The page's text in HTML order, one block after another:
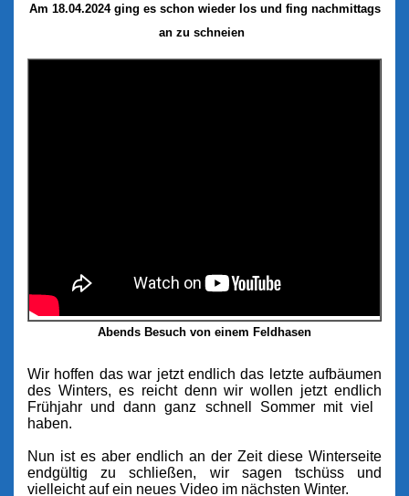
Am 18.04.2024 ging es schon wieder los und fing nachmittags
an zu schneien
Abends Besuch von einem Feldhasen
Wir hoffen das war jetzt endlich das letzte aufbäumen
des Winters, es reicht denn wir wollen jetzt endlich
Frühjahr und dann ganz schnell Sommer
mit viel
haben.
Nun ist es aber endlich an der Zeit diese Winterseite
endgültig zu schließen, wir sagen tschüss und
vielleicht auf ein neues Video im nächsten Winter.